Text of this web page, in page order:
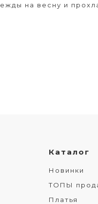
на весну и
Каталог
Новинки
ТОПЫ
Платья